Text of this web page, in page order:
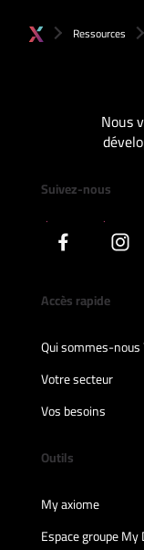
Ressources
Nous
Suivez-nous
Accès rapide
Qui sommes-nous
Votre secteur
Vos besoins
Outils
My axiome
Espace groupe